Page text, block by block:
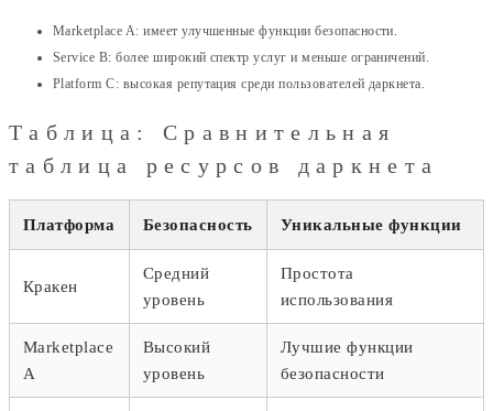
Marketplace A: имеет улучшенные функции безопасности.
Service B: более широкий спектр услуг и меньше ограничений.
Platform C: высокая репутация среди пользователей даркнета.
Таблица: Сравнительная
таблица ресурсов даркнета
Платформа Безопасность Уникальные функции
Кракен
Средний
уровень
Простота
использования
Marketplace
A
Высокий
уровень
Лучшие функции
безопасности